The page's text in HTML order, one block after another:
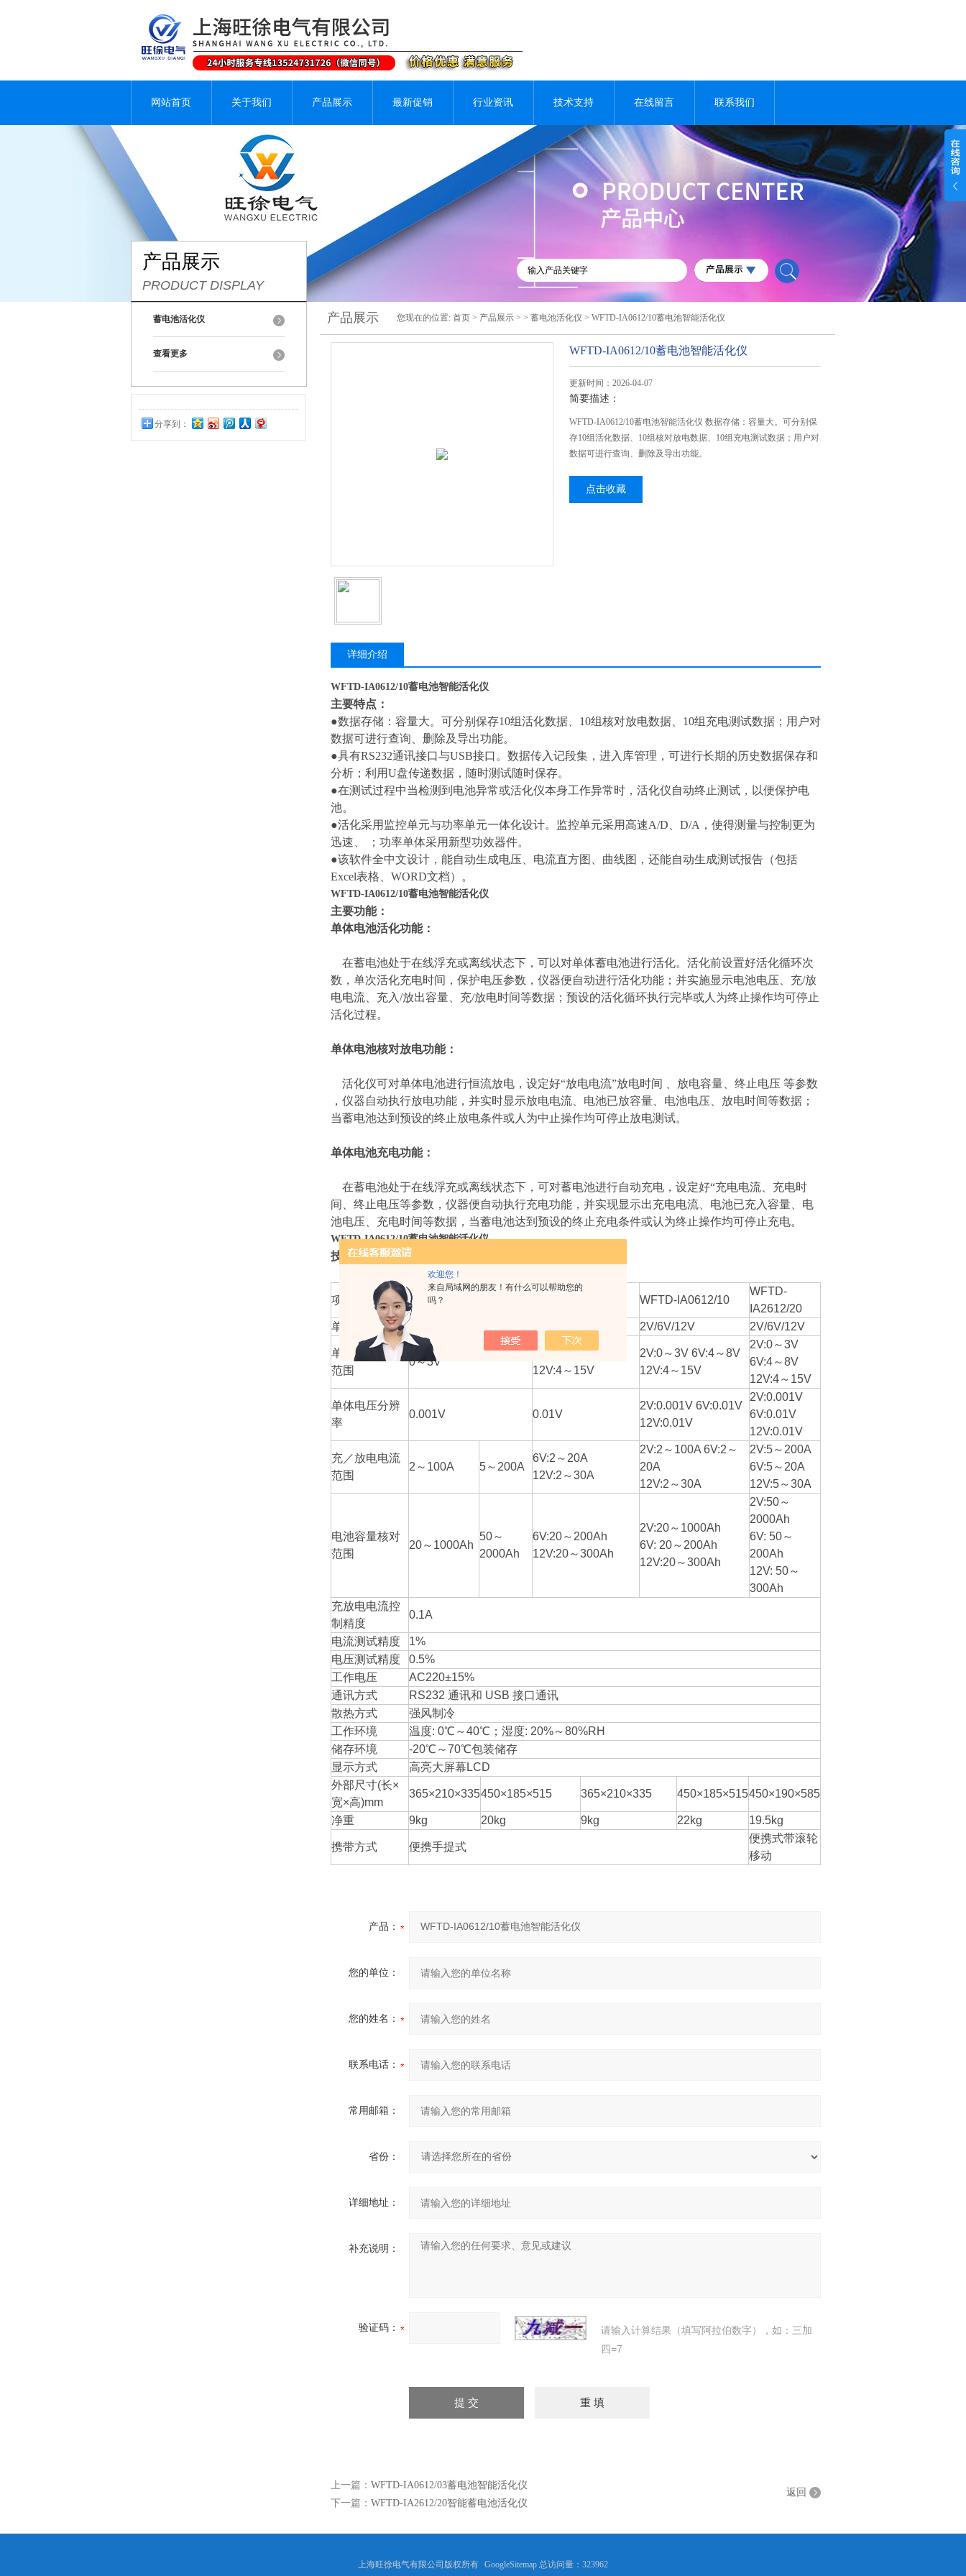
欢迎您！
来自局域网的朋友！有什么可以帮助您的
吗？
网站首页 关于我们 产品展示 最新促销 行业资讯 技术支持 在线留言 联系我们
产品展示
PRODUCT DISPLAY
蓄电池活化仪
查看更多
分享到：
产品展示 您现在的位置: 首页 > 产品展示 > > 蓄电池活化仪 > WFTD-IA0612/10蓄电池智能活化仪
WFTD-IA0612/10蓄电池智能活化仪
更新时间：2026-04-07
简要描述：
WFTD-IA0612/10蓄电池智能活化仪 数据存储：容量大。可分别保
存10组活化数据、10组核对放电数据、10组充电测试数据；用户对
数据可进行查询、删除及导出功能。
点击收藏
详细介绍
WFTD-IA0612/10蓄电池智能活化仪
主要特点：
●数据存储：容量大。可分别保存10组活化数据、10组核对放电数据、10组充电测试数据；用户对
数据可进行查询、删除及导出功能。
●具有RS232通讯接口与USB接口。数据传入记段集，进入库管理，可进行长期的历史数据保存和
分析；利用U盘传递数据，随时测试随时保存。
●在测试过程中当检测到电池异常或活化仪本身工作异常时，活化仪自动终止测试，以便保护电
池。
●活化采用监控单元与功率单元一体化设计。监控单元采用高速A/D、D/A，使得测量与控制更为
迅速、 ；功率单体采用新型功效器件。
●该软件全中文设计，能自动生成电压、电流直方图、曲线图，还能自动生成测试报告（包括
Excel表格、WORD文档）。
WFTD-IA0612/10蓄电池智能活化仪
主要功能：
单体电池活化功能：
在蓄电池处于在线浮充或离线状态下，可以对单体蓄电池进行活化。活化前设置好活化循环次
数，单次活化充电时间，保护电压参数，仪器便自动进行活化功能；并实施显示电池电压、充/放
电电流、充入/放出容量、充/放电时间等数据；预设的活化循环执行完毕或人为终止操作均可停止
活化过程。
单体电池核对放电功能：
活化仪可对单体电池进行恒流放电，设定好“放电电流”放电时间 、放电容量、终止电压 等参数
，仪器自动执行放电功能，并实时显示放电电流、电池已放容量、电池电压、放电时间等数据；
当蓄电池达到预设的终止放电条件或人为中止操作均可停止放电测试。
单体电池充电功能：
在蓄电池处于在线浮充或离线状态下，可对蓄电池进行自动充电，设定好“充电电流、充电时
间、终止电压等参数，仪器便自动执行充电功能，并实现显示出充电电流、电池已充入容量、电
池电压、充电时间等数据，当蓄电池达到预设的终止充电条件或认为终止操作均可停止充电。
WFTD-IA0612/10蓄电池智能活化仪
技术指标：
项目
WFTD-
IA02/10
WFTD-
WFTD-IA0612/10
WFTD-
IA2612/20
单体电压类型
2V/6V/12V 2V/6V/12V
单体电压测量
范围
0～3V
6V:0.1～16V
12V:4～15V
2V:0～3V 6V:4～8V
12V:4～15V
2V:0～3V
6V:4～8V
12V:4～15V
单体电压分辨
率
0.001V 0.01V
2V:0.001V 6V:0.01V
12V:0.01V
2V:0.001V
6V:0.01V
12V:0.01V
充／放电电流
范围
2～100A 5～200A
6V:2～20A
12V:2～30A
2V:2～100A 6V:2～
20A
12V:2～30A
2V:5～200A
6V:5～20A
12V:5～30A
电池容量核对
范围
20～1000Ah
50～
2000Ah
6V:20～200Ah
12V:20～300Ah
2V:20～1000Ah
6V: 20～200Ah
12V:20～300Ah
2V:50～
2000Ah
6V: 50～
200Ah
12V: 50～
300Ah
充放电电流控
制精度
0.1A
电流测试精度
1%
电压测试精度
0.5%
工作电压
AC220±15%
通讯方式
RS232 通讯和 USB 接口通讯
散热方式
强风制冷
工作环境
温度: 0℃～40℃；湿度: 20%～80%RH
储存环境
-20℃～70℃包装储存
显示方式
高亮大屏幕LCD
外部尺寸(长×
宽×高)mm
365×210×335450×185×515 365×210×335 450×185×515450×190×585
净重 9kg 20kg 9kg 22kg 19.5kg
携带方式 便携手提式
便携式带滚轮
移动
产品：
您的单位：
您的姓名：
联系电话：
常用邮箱：
省份：
详细地址：
补充说明：
验证码：
请输入计算结果（填写阿拉伯数字），如：三加
四=7
上一篇： WFTD-IA0612/03蓄电池智能活化仪
下一篇： WFTD-IA2612/20智能蓄电池活化仪
返回
上海旺徐电气有限公司版权所有 GoogleSitemap 总访问量：323962